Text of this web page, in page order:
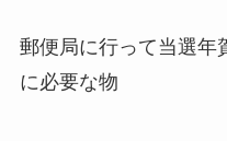
郵便局に行って当選年
に必要な物